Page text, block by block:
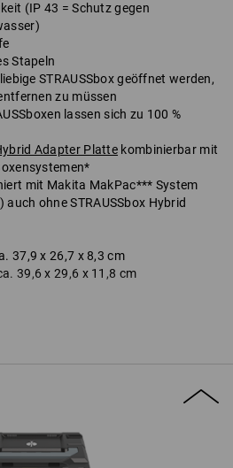
(IP 43 = Schutz gegen
Stapeln
STRAUSSbox geöffnet werden,
zu müssen
lassen sich zu 100 %
Adapter Platte kombinierbar mit
mit Makita MakPac*** System
auch ohne STRAUSSbox Hybrid
37,9 x 26,7 x 8,3 cm
39,6 x 29,6 x 11,8 cm